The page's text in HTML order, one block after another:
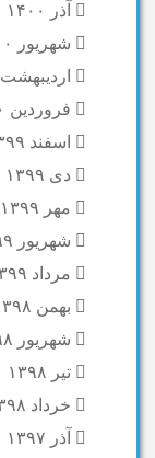
آذر ۱۴۰۰
شهریور ۱۴۰۰
اردیبهشت ۱۴۰۰
فروردین ۱۴۰۰
اسفند ۱۳۹۹
دی ۱۳۹۹
مهر ۱۳۹۹
شهریور ۱۳۹۹
مرداد ۱۳۹۹
بهمن ۱۳۹۸
شهریور ۱۳۹۸
تیر ۱۳۹۸
خرداد ۱۳۹۸
آذر ۱۳۹۷